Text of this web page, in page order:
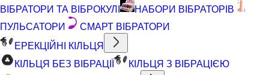
ВІБРАТОРИ ТА ВІБРОКУЛІ
НАБОРИ ВІБРАТОРІВ
ПУЛЬСАТОРИ
СМАРТ ВІБРАТОРИ
ЕРЕКЦІЙНІ КІЛЬЦЯ
КІЛЬЦЯ БЕЗ ВІБРАЦІЇ
КІЛЬЦЯ З ВІБРАЦІЄЮ